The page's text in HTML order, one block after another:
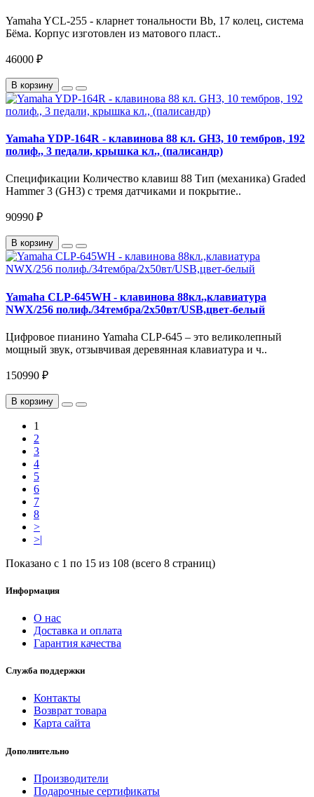
Yamaha YCL-255 - кларнет тональности Bb, 17 колец, система
Бёма. Корпус изготовлен из матового пласт..
46000 ₽
В корзину
Yamaha YDP-164R - клавинова 88 кл. GH3, 10 тембров, 192
полиф., 3 педали, крышка кл., (палисандр)
Спецификации Количество клавиш 88 Тип (механика) Graded
Hammer 3 (GH3) с тремя датчиками и покрытие..
90990 ₽
В корзину
Yamaha CLP-645WH - клавинова 88кл.,клавиатура
NWX/256 полиф./34тембра/2х50вт/USB,цвет-белый
Цифровое пианино Yamaha CLP-645 – это великолепный
мощный звук, отзывчивая деревянная клавиатура и ч..
150990 ₽
В корзину
1
2
3
4
5
6
7
8
>
>|
Показано с 1 по 15 из 108 (всего 8 страниц)
Информация
О нас
Доставка и оплата
Гарантия качества
Служба поддержки
Контакты
Возврат товара
Карта сайта
Дополнительно
Производители
Подарочные сертификаты